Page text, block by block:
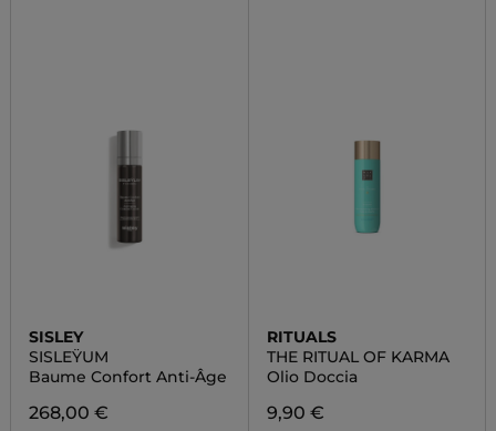
SISLEY
SISLEŸUM
Baume Confort Anti-Âge
268,00 €
RITUALS
THE RITUAL OF KARMA
Olio Doccia
9,90 €